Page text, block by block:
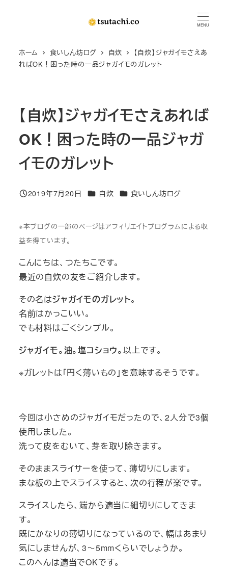
MENU
ホーム 食いしん坊ログ 自炊
【自炊】ジャガイモさえあ
ればOK！困った時の一品ジャガイモのガレット
【自炊】ジャガイモさえあれば
OK！困った時の一品ジャガ
イモのガレット
投稿日
2019年7月20日 カテゴリー
自炊 カテゴリー
食いしん坊ログ
※本ブログの一部のページはアフィリエイトプログラムによる収
益を得ています。
こんにちは、つたちこです。
最近の自炊の友をご紹介します。
その名はジャガイモのガレット。
名前はかっこいい。
でも材料はごくシンプル。
ジャガイモ。油。塩コショウ。以上です。
※ガレットは「円く薄いもの」を意味するそうです。
今回は小さめのジャガイモだったので、2人分で3個
使用しました。
洗って皮をむいて、芽を取り除きます。
そのままスライサーを使って、薄切りにします。
まな板の上でスライスすると、次の行程が楽です。
スライスしたら、端から適当に細切りにしてきま
す。
既にかなりの薄切りになっているので、幅はあまり
気にしませんが、3～5mmくらいでしょうか。
このへんは適当でOKです。